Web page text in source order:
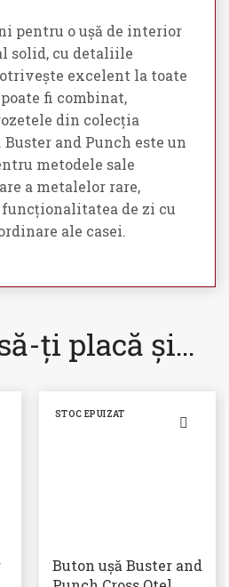
pentru o ușă de interior
solid, cu detaliile
excelent la toate
fi combinat,
din colecția
and Punch este un
metodele sale
a metalelor rare,
de zi cu
ale casei.
ți placă și…
STOC EPUIZAT
Buton ușă Buster and